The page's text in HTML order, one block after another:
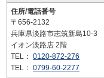
住所/電話番号
〒656-2132
兵庫県淡路市志筑新島10-3
イオン淡路店 2階
TEL： 0120-872-276
TEL： 0799-60-2277